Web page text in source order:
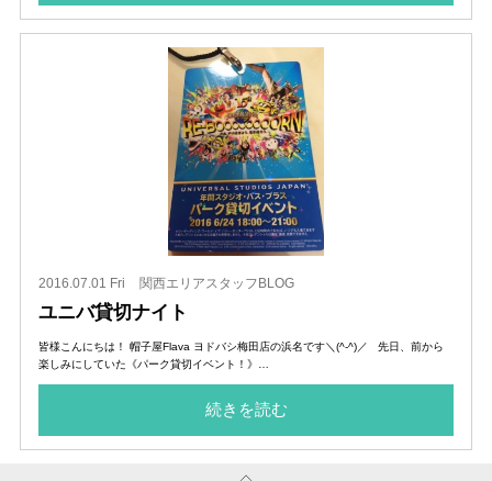
2016.07.01 Fri 関西エリアスタッフBLOG
ユニバ貸切ナイト
皆様こんにちは！ 帽子屋Flava ヨドバシ梅田店の浜名です＼(^-^)／ 先日、前から
楽しみにしていた《パーク貸切イベント！》…
続きを読む